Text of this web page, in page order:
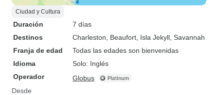
Ciudad y Cultura
Duración
7 días
Destinos
Charleston , Beaufort , Isla Jekyll , Savannah
Franja de edad
Todas las edades son bienvenidas
Idioma
Solo: Inglés
Operador
Globus
Desde